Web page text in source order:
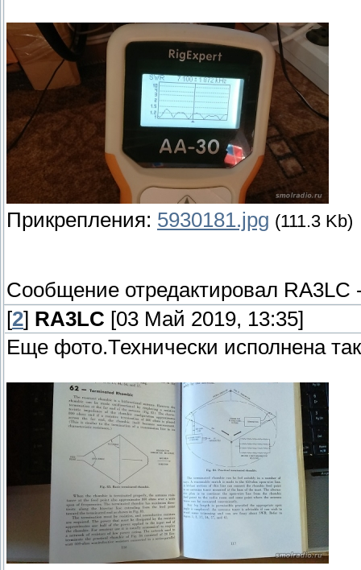
Прикрепления: 5930181.jpg (111.3 Kb)
Сообщение отредактировал RA3LC
[2] RA3LC [03 Май 2019, 13:35]
Еще фото.Технически исполнена